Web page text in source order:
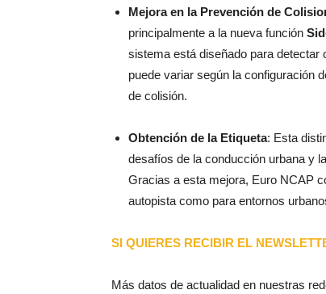
Mejora en la Prevención de
principalmente a la nueva función
sistema está diseñado para detectar
puede variar según la configuración
de colisión.
Obtención de la Etiqueta: Esta
desafíos de la conducción urbana y
Gracias a esta mejora, Euro NCAP
autopista como para entornos
SI QUIERES RECIBIR EL
Más datos de actualidad en nuestras